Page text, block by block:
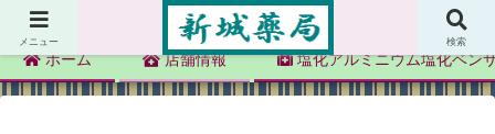
新城薬局
ホーム 店舗情報 塩化アルミニウム塩化ベン
メニュー 検索